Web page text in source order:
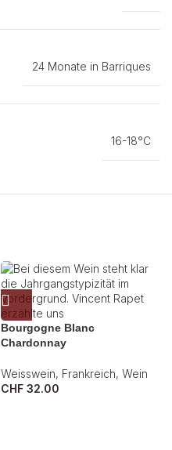
24 Monate in Barriques
16-18°C
Bourgogne Blanc
Chardonnay
Weisswein, Frankreich, Wein
CHF 32.00